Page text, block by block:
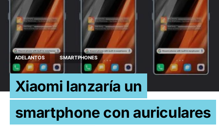
ADELANTOS SMARTPHONES
Xiaomi lanzaría un
smartphone con auriculares